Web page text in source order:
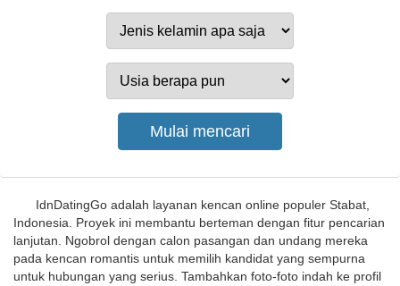
IdnDatingGo adalah layanan kencan online populer Stabat,
Indonesia. Proyek ini membantu berteman dengan fitur pencarian
lanjutan. Ngobrol dengan calon pasangan dan undang mereka
pada kencan romantis untuk memilih kandidat yang sempurna
untuk hubungan yang serius. Tambahkan foto-foto indah ke profil